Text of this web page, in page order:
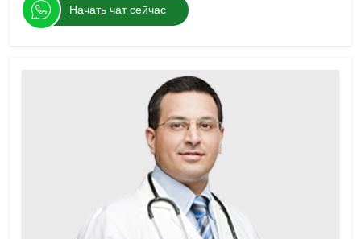
Начать чат сейчас